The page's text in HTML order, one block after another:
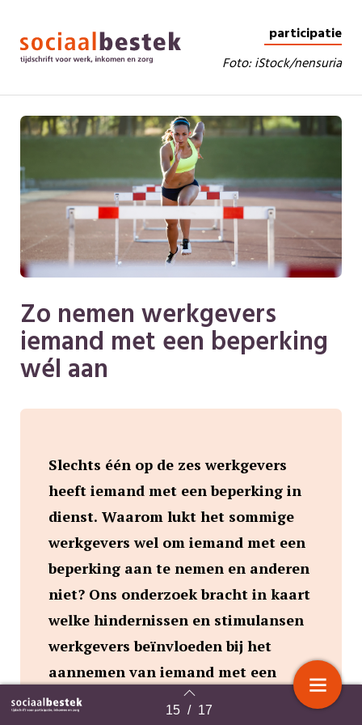
Terug naar overzicht 15 / 17
participatie
Foto: iStock/nensuria
Zo nemen werkgevers
iemand met een beperking
wél aan
Slechts één op de zes werkgevers
heeft iemand met een beperking in
dienst. Waarom lukt het sommige
werkgevers wel om iemand met een
beperking aan te nemen en anderen
niet? Ons onderzoek bracht in kaart
welke hindernissen en stimulansen
werkgevers beïnvloeden bij het
aannemen van iemand met een
beperking. Denkbeelden van